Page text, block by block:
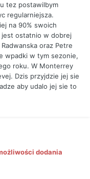
tez postawilbym
regularniejsza.
na 90% swoich
jest ostatnio w dobrej
oraz Petre
wpadki w tym sezonie,
roku. W Monterrey
Dzis przyjdzie jej sie
aby udalo jej sie to
dodania